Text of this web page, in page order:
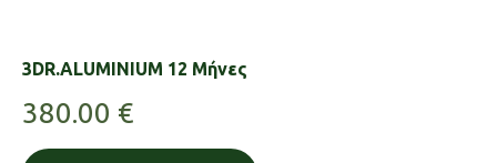
3DR.ALUMINIUM 12 Μήνες
380.00 €